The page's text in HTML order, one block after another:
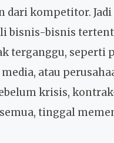
dari kompetitor.
bisnis-bisnis
terganggu, seperti
media, atau
krisis,
tinggal